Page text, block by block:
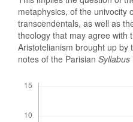
metaphysics, of the univocity
transcendentals, as well as
theology that may agree with
Aristotelianism brought up by
notes of the Parisian Syllabus